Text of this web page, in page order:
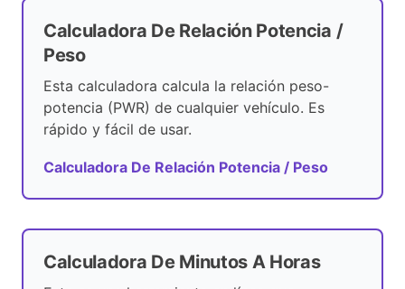
Calculadora De Relación Potencia /
Peso
Esta calculadora calcula la relación peso-
potencia (PWR) de cualquier vehículo. Es
rápido y fácil de usar.
Calculadora De Relación Potencia / Peso
Calculadora De Minutos A Horas